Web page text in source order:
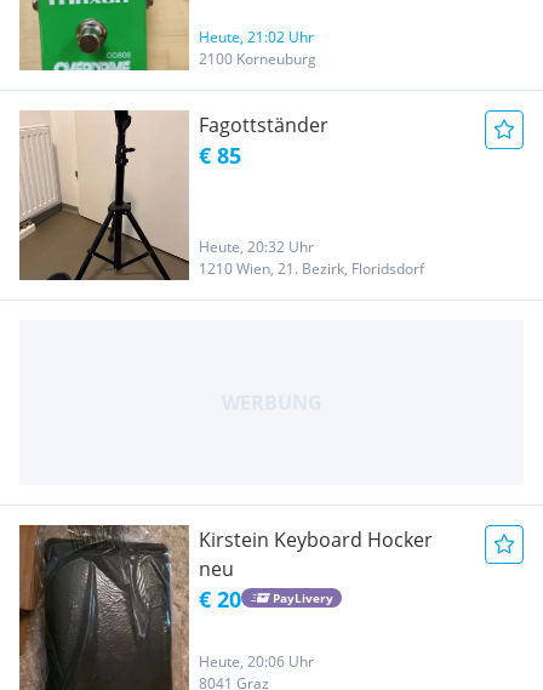
Heute, 21:02 Uhr
2100 Korneuburg
Fagottständer
€ 85
Heute, 20:32 Uhr
1210 Wien, 21. Bezirk, Floridsdorf
Kirstein Keyboard Hocker
neu
€ 20 PayLivery
Heute, 20:06 Uhr
8041 Graz